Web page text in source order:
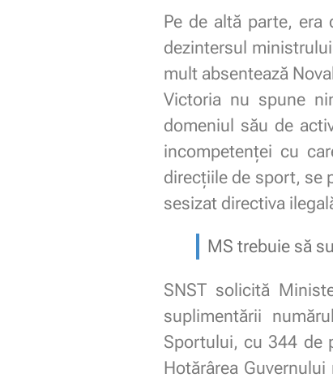
Pe de altă parte,
dezintersul
mult absentează
Victoria nu spune
domeniul său de
incompetenței cu
direcțiile de sport, se
sesizat directiva
MS trebuie să
SNST solicită
suplimentării
Sportului, cu 344 de
Hotărârea